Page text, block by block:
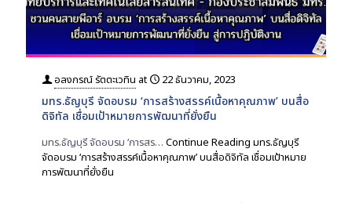
อลงกรณ์ รัตตะเวทิน at 22 ธันวาคม, 2023
มทร.ธัญบุรี จัดอบรม ‘การสร้างสรรค์เนื้อหาคุณภาพ’ บนสื่อ
ดิจิทัล เชื่อมเป้าหมายการพัฒนาที่ยั่งยืน
มทร.ธัญบุรี จัดอบรม ‘การสร… Continue Reading มทร.ธัญบุรี
จัดอบรม ‘การสร้างสรรค์เนื้อหาคุณภาพ’ บนสื่อดิจิทัล เชื่อมเป้าหมาย
การพัฒนาที่ยั่งยืน